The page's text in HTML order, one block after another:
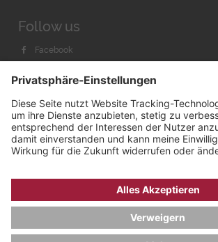
Follow us
Facebook
Youtube
IMPRESSUM
AGB & WIDERRUF
COOKIE-